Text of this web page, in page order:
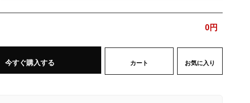
0円
今すぐ購入する カート お気に入り